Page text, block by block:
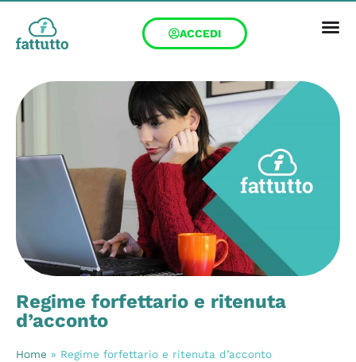
ACCEDI
Regime forfettario e ritenuta
d’acconto
Home » Regime forfettario e ritenuta d’acconto